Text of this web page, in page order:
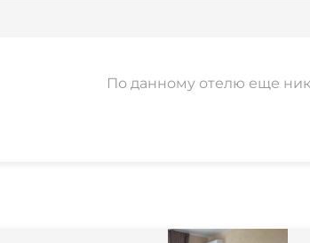
По данному отелю еще